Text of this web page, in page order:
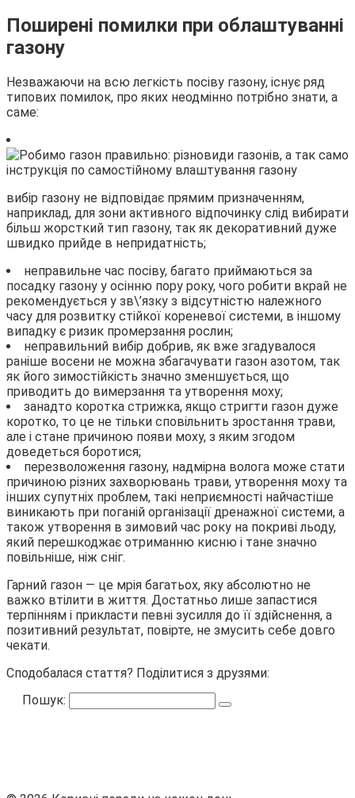
Поширені помилки при облаштуванні
газону
Незважаючи на всю легкість посіву газону, існує ряд
типових помилок, про яких неодмінно потрібно знати, а
саме:
вибір газону не відповідає прямим призначенням,
наприклад, для зони активного відпочинку слід вибирати
більш жорсткий тип газону, так як декоративний дуже
швидко прийде в непридатність;
неправильне час посіву, багато приймаються за
посадку газону у осінню пору року, чого робити вкрай не
рекомендується у зв\’язку з відсутністю належного
часу для розвитку стійкої кореневої системи, в іншому
випадку є ризик промерзання рослин;
неправильний вибір добрив, як вже згадувалося
раніше восени не можна збагачувати газон азотом, так
як його зимостійкість значно зменшується, що
приводить до вимерзання та утворення моху;
занадто коротка стрижка, якщо стригти газон дуже
коротко, то це не тільки сповільнить зростання трави,
але і стане причиною появи моху, з яким згодом
доведеться боротися;
перезволоження газону, надмірна волога може стати
причиною різних захворювань трави, утворення моху та
інших супутніх проблем, такі неприємності найчастіше
виникають при поганій організації дренажної системи, а
також утворення в зимовий час року на покриві льоду,
який перешкоджає отриманню кисню і тане значно
повільніше, ніж сніг.
Гарний газон — це мрія багатьох, яку абсолютно не
важко втілити в життя. Достатньо лише запастися
терпінням і прикласти певні зусилля до її здійснення, а
позитивний результат, повірте, не змусить себе довго
чекати.
Сподобалася стаття? Поділитися з друзями:
Пошук: